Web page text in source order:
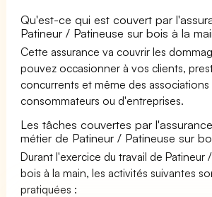
Qu'est-ce qui est couvert par
Patineur / Patineuse sur bois à la
Cette assurance va couvrir les
pouvez occasionner à vos clients,
concurrents et même des associations
consommateurs ou d'entreprises.
Les tâches couvertes par
métier de Patineur / Patineuse sur
Durant l'exercice du travail de Patineur
bois à la main, les activités suivantes
pratiquées :